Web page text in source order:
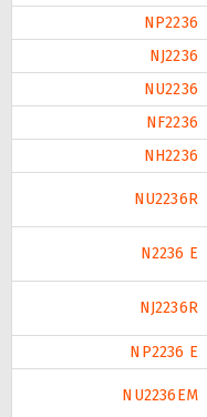
NP2236
NJ2236
NU2236
NF2236
NH2236
NU2236R
N2236 E
NJ2236R
NP2236 E
NU2236EM